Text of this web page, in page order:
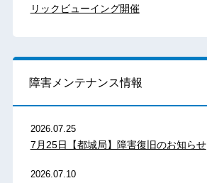
リックビューイング開催
障害メンテナンス情報
2026.07.25
7月25日【都城局】障害復旧のお知らせ
2026.07.10